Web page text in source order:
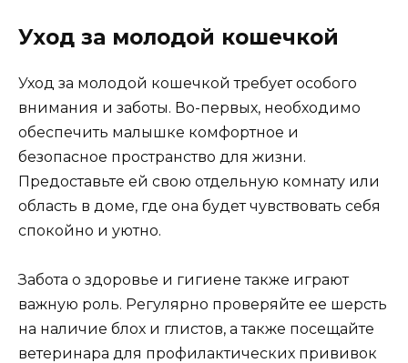
Уход за молодой кошечкой
Уход за молодой кошечкой требует особого
внимания и заботы. Во-первых, необходимо
обеспечить малышке комфортное и
безопасное пространство для жизни.
Предоставьте ей свою отдельную комнату или
область в доме, где она будет чувствовать себя
спокойно и уютно.
Забота о здоровье и гигиене также играют
важную роль. Регулярно проверяйте ее шерсть
на наличие блох и глистов, а также посещайте
ветеринара для профилактических прививок